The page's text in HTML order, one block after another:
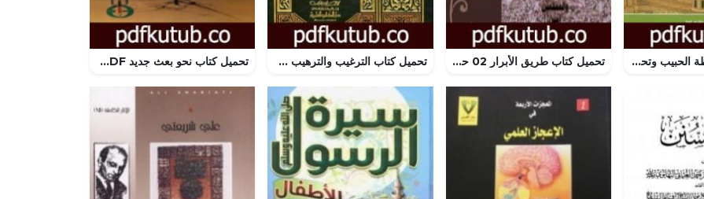
تحميل كتاب موعظة الحبيب وتحفة الخطيب PDF تأليف الملا على القاري مجانا [كامل] تحميل كتاب طريق الأبرار 02 حديثا تملؤها الأسرار PDF تأليف أبو فاطمة عصام الدين بن إبراهيم النقيلي مجانا [كامل] تحميل كتاب الترغيب والترهيب من الحديث الشريف – المقدمة PDF تأليف عبد العظيم المنذري مجانا [كامل] تحميل كتاب نحو بعث جديد PDF تأليف زينب الغزالي الجبيلي مجانا [كامل]